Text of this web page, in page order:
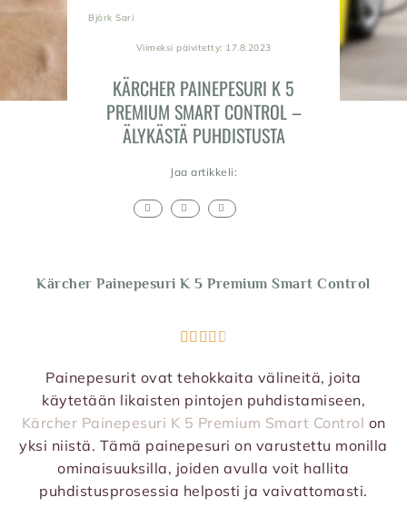
Björk Sari
Viimeksi päivitetty: 17.8.2023
KÄRCHER PAINEPESURI K 5
PREMIUM SMART CONTROL –
ÄLYKÄSTÄ PUHDISTUSTA
Jaa artikkeli:
Kärcher Painepesuri K 5 Premium Smart Control
    
Painepesurit ovat tehokkaita välineitä, joita
käytetään likaisten pintojen puhdistamiseen,
Kärcher Painepesuri K 5 Premium Smart Control on
yksi niistä. Tämä painepesuri on varustettu monilla
ominaisuuksilla, joiden avulla voit hallita
puhdistusprosessia helposti ja vaivattomasti.